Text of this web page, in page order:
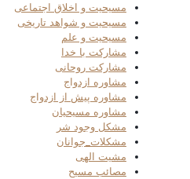
مسیحیت و اخلاق اجتماعی
مسیحیت و شواهد تاریخی
مسیحیت و علم
مشارکت با خدا
مشارکت روحانی
مشاوره ازدواج
مشاوره پیش از ازدواج
مشاوره مسیحیان
مشکل وجود شر
مشکلات_جوانان
مشیت الهی
مصائب مسیح